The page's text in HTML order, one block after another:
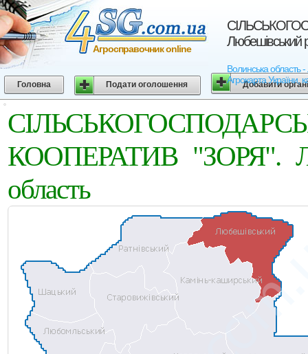
Любешівський
Волинська
Агрокарта України,
Агросправочник online
Головна Подати оголошення Добавити
КООПЕРАТИВ "ЗОРЯ".
область